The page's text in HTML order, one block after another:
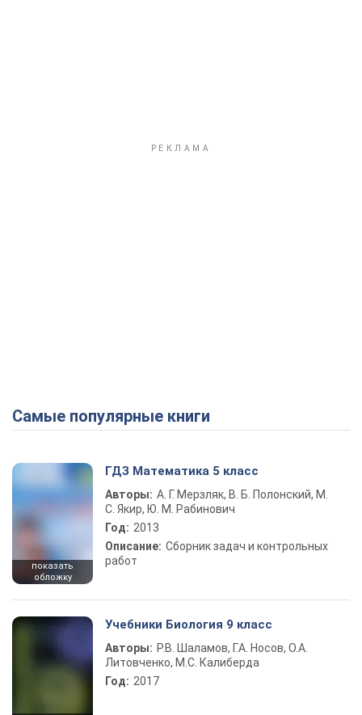
Самые популярные книги
показать
обложку
ГДЗ Математика 5 класс
Авторы: А. Г. Мерзляк, В. Б. Полонский, М.
С. Якир, Ю. М. Рабинович
Год: 2013
Описание: Сборник задач и контрольных
работ
Учебники Биология 9 класс
Авторы: Р.В. Шаламов, Г.А. Носов, О.А.
Литовченко, М.С. Калиберда
Год: 2017